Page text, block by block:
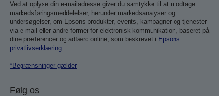
Ved at oplyse din e-mailadresse giver du samtykke til at modtage
markedsføringsmeddelelser, herunder markedsanalyser og
undersøgelser, om Epsons produkter, events, kampagner og tjenester
via e-mail eller andre former for elektronisk kommunikation, baseret på
dine præferencer og adfærd online, som beskrevet i Epsons
privatlivserklæring.
*Begrænsninger gælder
Følg os